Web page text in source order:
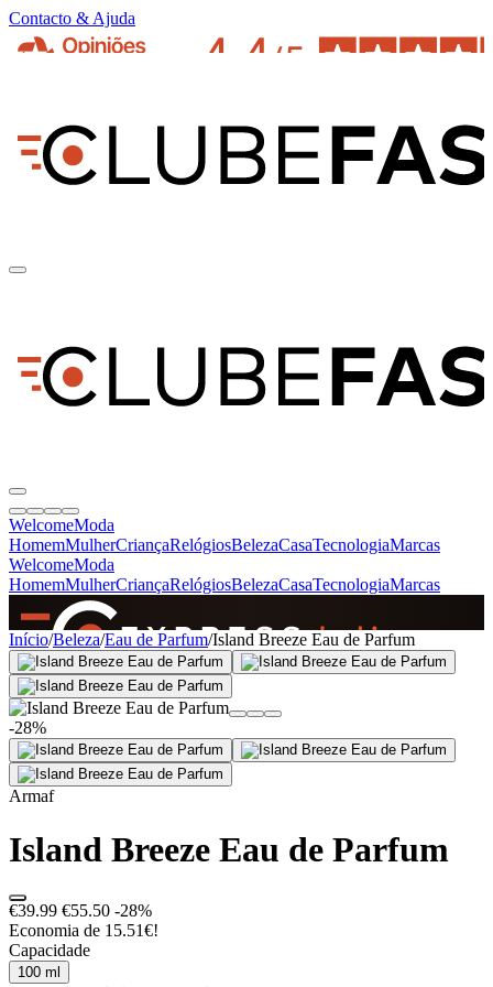
Contacto & Ajuda
WelcomeModa
HomemMulherCriançaRelógiosBelezaCasaTecnologiaMarcas
WelcomeModa
HomemMulherCriançaRelógiosBelezaCasaTecnologiaMarcas
SINCE 2005
+de 36.000 reviews
Início/Beleza/Eau de Parfum/Island Breeze Eau de Parfum
-28%
Armaf
Island Breeze Eau de Parfum
€39.99 €55.50 -28%
Economia de 15.51€!
Capacidade
100 ml